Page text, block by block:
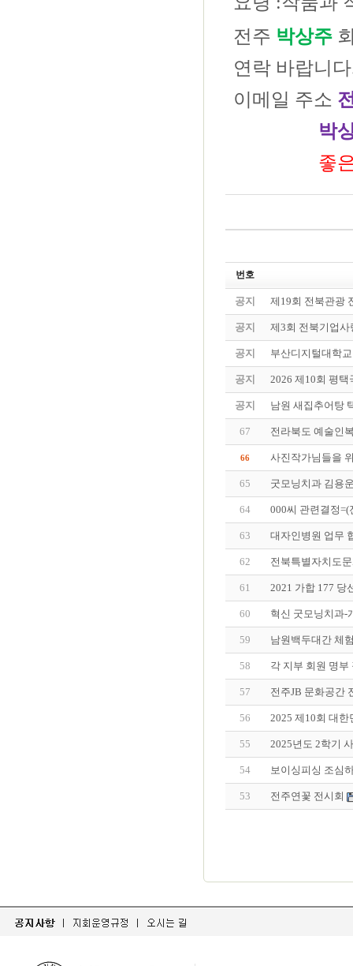
전주 박상주
연락 바랍니
이메일 주소
박
좋은 작
번호
공지 제19회 전북관광
공지 제3회 전북기업사
공지 부산디지털대학
공지 2026 제10회 평택
공지 남원 새집추어탕
67 전라북도 예술인
66 사진작가님들을
65 굿모닝치과 김용
64 000씨 관련결정
63 대자인병원 업무
62 전북특별자치도
61 2021 가합 177 당
60 혁신 굿모닝치과
59 남원백두대간 체
58 각 지부 회원 명부
57 전주JB 문화공간
56 2025 제10회 대한
55 2025년도 2학기
54 보이싱피싱 조심
53 전주연꽃 전시회